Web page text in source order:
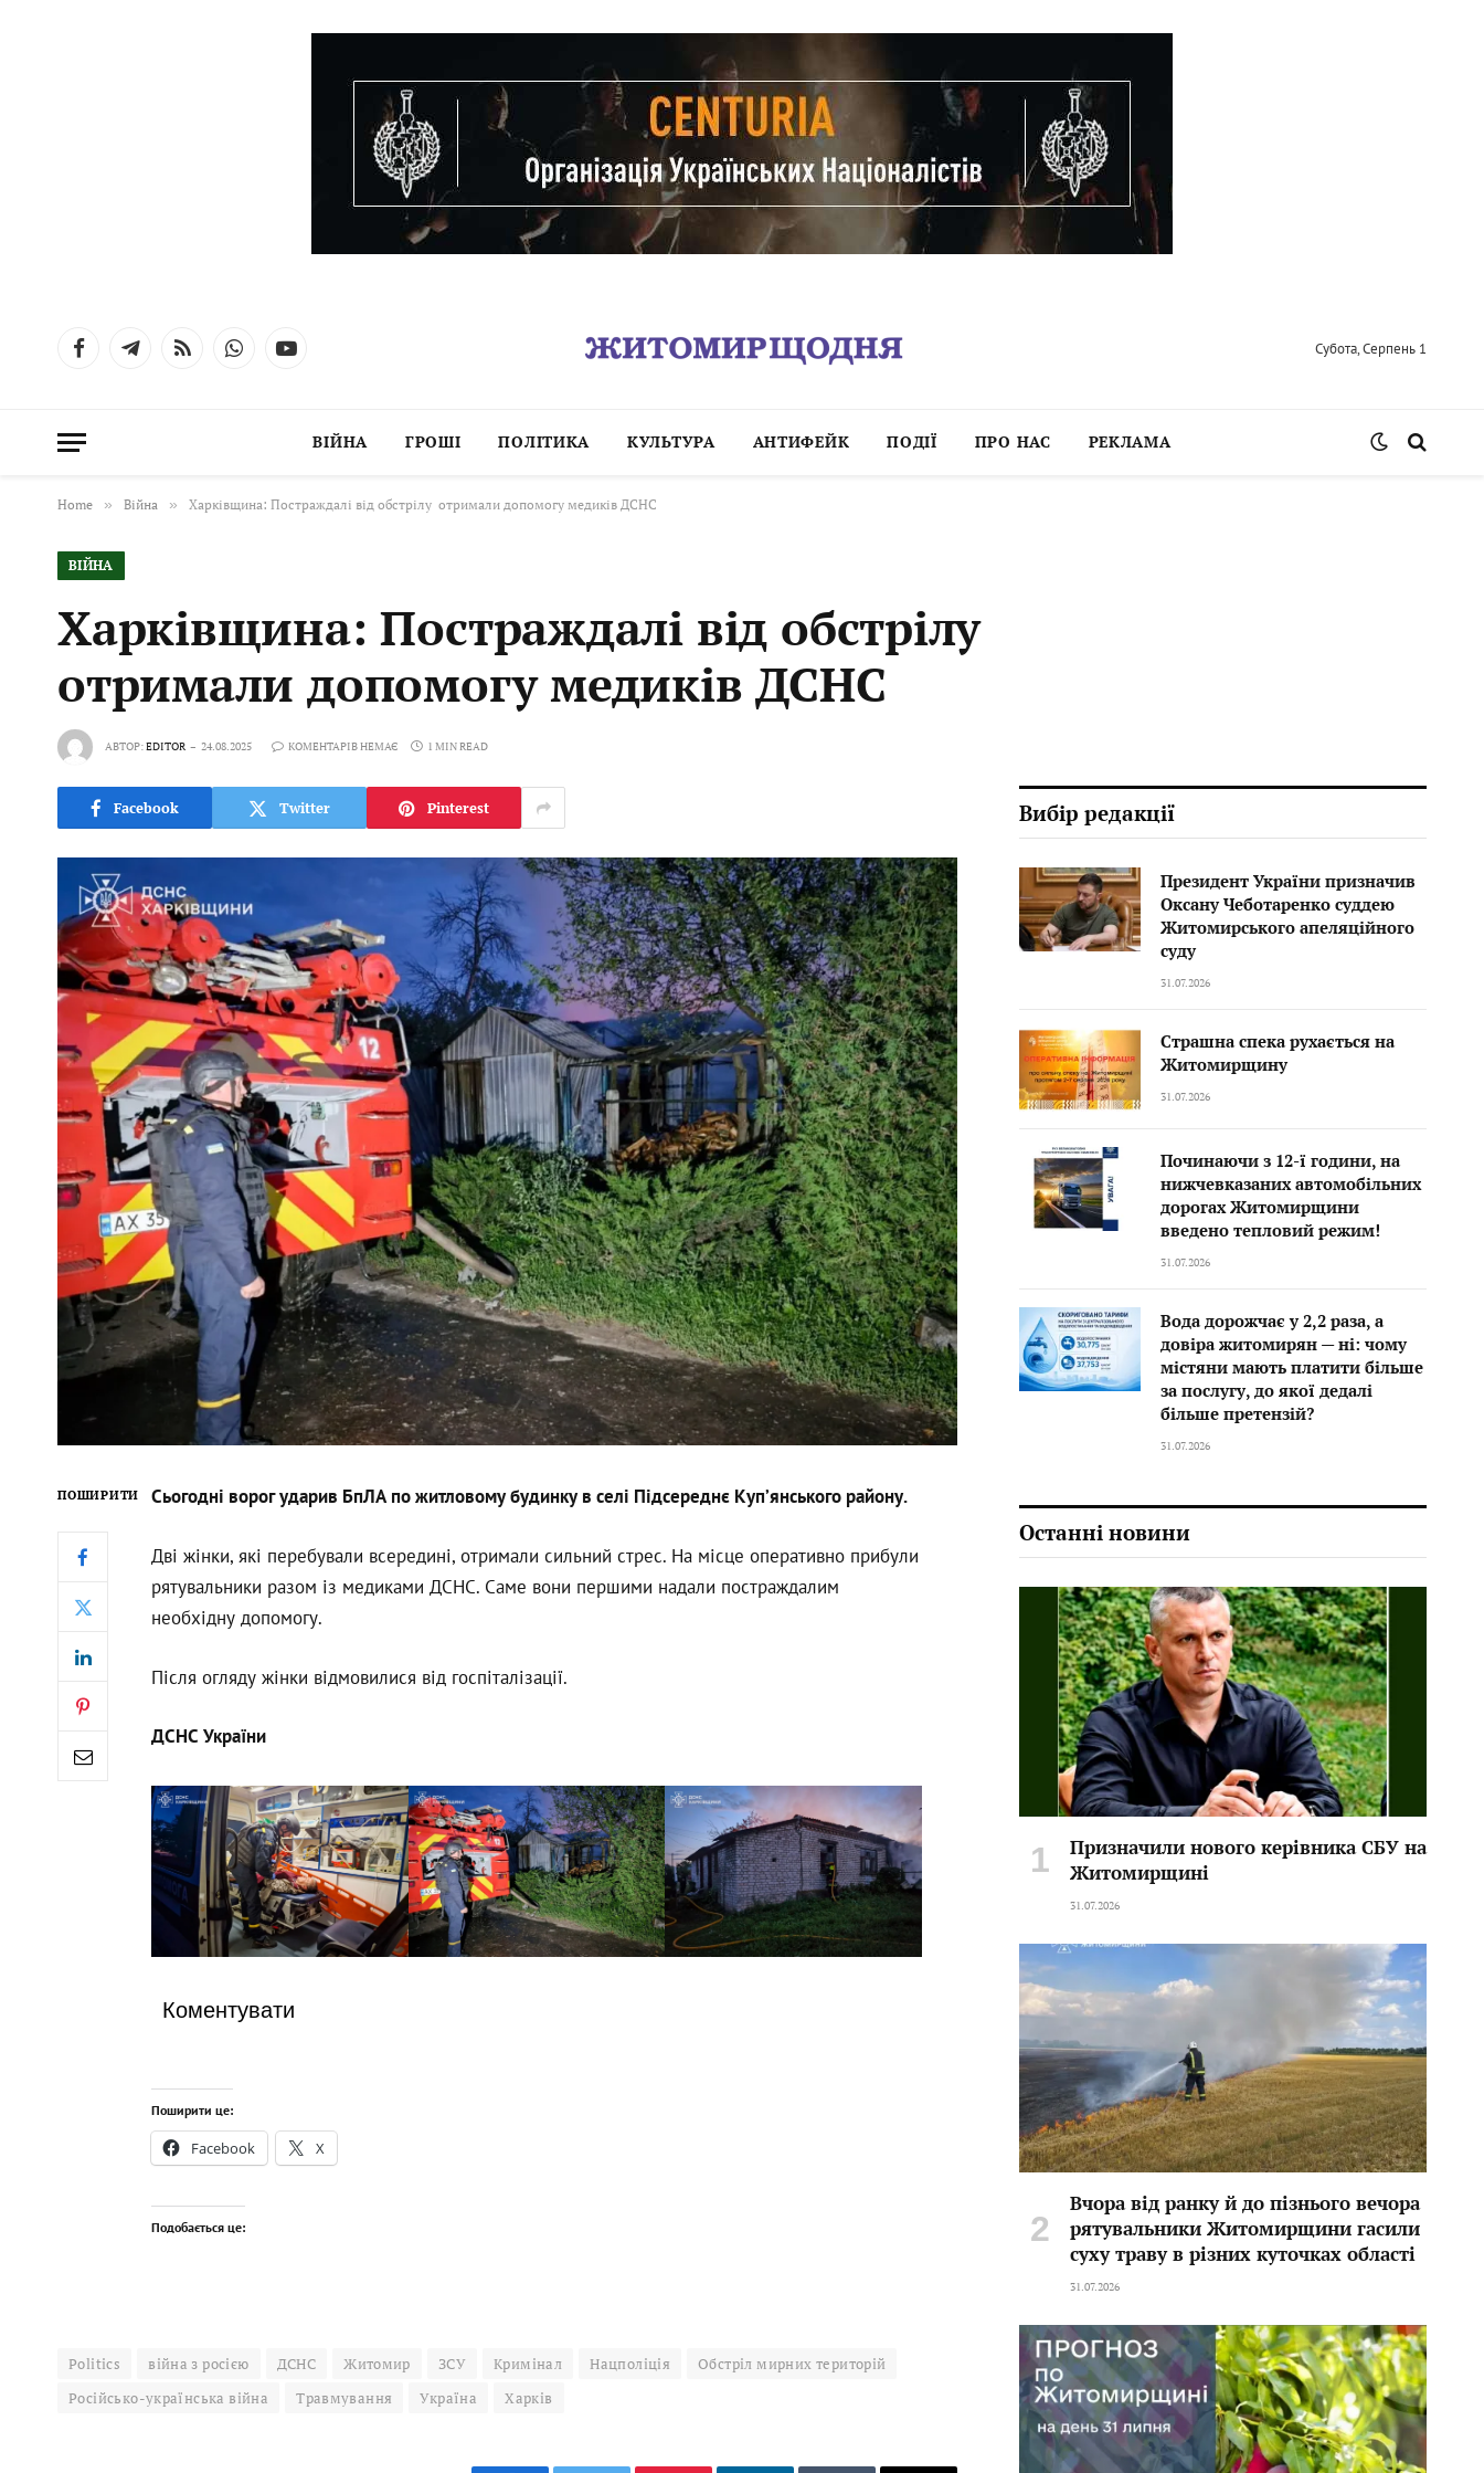
FacebookTelegramRSS WhatsAppYouTube Субота, Серпень 1
ВІЙНА ГРОШІ ПОЛІТИКА КУЛЬТУРА АНТИФЕЙК ПОДІЇ ПРО НАС РЕКЛАМА
Home » Війна » Харківщина: Постраждалі від обстрілу отримали допомогу медиків ДСНС
ВІЙНА
Харківщина: Постраждалі від обстрілу
отримали допомогу медиків ДСНС
АВТОР:EDITOR 24.08.2025 КОМЕНТАРІВ НЕМАЄ 1 MIN READ
Facebook Twitter Pinterest
ПОШИРИТИ Сьогодні ворог ударив БпЛА по житловому будинку в селі Підсереднє Куп’янського району.
Дві жінки, які перебували всередині, отримали сильний стрес. На місце оперативно прибули
рятувальники разом із медиками ДСНС. Саме вони першими надали постраждалим
необхідну допомогу.
Після огляду жінки відмовилися від госпіталізації.
ДСНС України
Коментувати
Поширити це:
Facebook X
Подобається це:
Politics війна з росією ДСНС Житомир ЗСУ Кримінал Нацполіція
Обстріл мирних територій
Російсько-українська війна
Травмування Україна Харків
Вибір редакції
Президент України призначив
Оксану Чеботаренко суддею
Житомирського апеляційного
суду
31.07.2026
Страшна спека рухається на
Житомирщину
31.07.2026
Починаючи з 12-ї години, на
нижчевказаних автомобільних
дорогах Житомирщини
введено тепловий режим!
31.07.2026
Вода дорожчає у 2,2 раза, а
довіра житомирян — ні: чому
містяни мають платити більше
за послугу, до якої дедалі
більше претензій?
31.07.2026
Останні новини
Призначили нового керівника СБУ на
Житомирщині
31.07.2026
Вчора від ранку й до пізнього вечора
рятувальники Житомирщини гасили
суху траву в різних куточках області
31.07.2026